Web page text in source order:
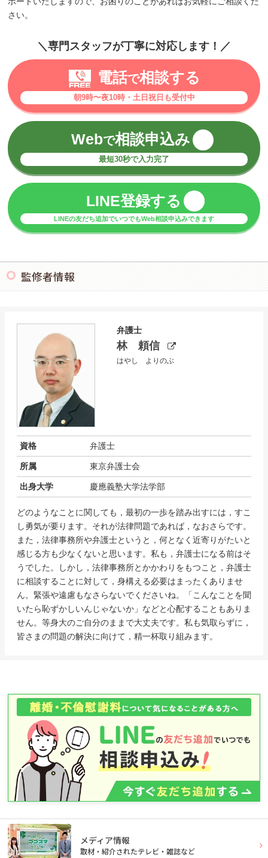
さい。
＼専門スタッフが丁寧に対応します！／
電話で相談する
朝9時〜夜10時・土日祝日も受付中
Webで相談申込み
最短30秒で入力完了
LINE登録する
LINEの友だち追加でいつでもWeb相談申込みできます
監修者情報
弁護士
林 頼信
はやし よりのぶ
資格 弁護士
所属 東京弁護士会
出身大学 慶應義塾大学法学部
どのようなことに関しても，最初の一歩を踏み出すには，すこ
し勇気が要ります。それが法律問題であれば，なおさらです。
また，法律事務所や弁護士というと，何となく近寄りがたいと
感じる方も少なくないと思います。私も，弁護士になる前はそ
うでした。しかし，法律事務所とかかわりをもつこと，弁護士
に相談することに対して，身構える必要はまったくありませ
ん。緊張や遠慮もなさらないでくださいね。「こんなことを聞
いたら恥ずかしいんじゃないか」などと心配することもありま
せん。等身大のご自分のままで大丈夫です。私も気取らずに，
皆さまの問題の解決に向けて，精一杯取り組みます。
メディア情報
取材・紹介されたテレビ・雑誌など